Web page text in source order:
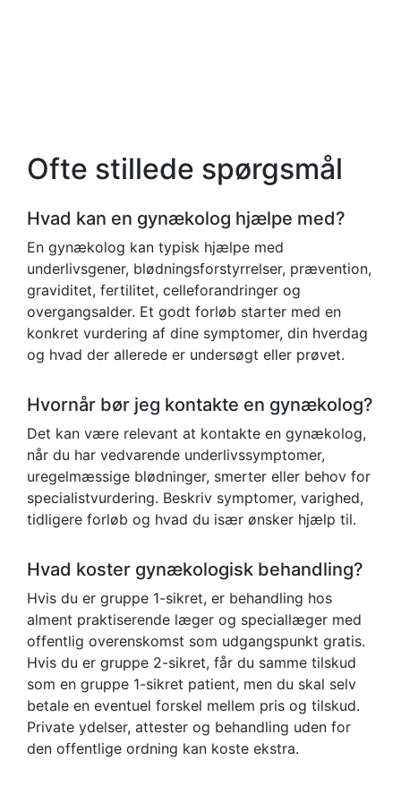
Ofte stillede spørgsmål
Hvad kan en gynækolog hjælpe med?
En gynækolog kan typisk hjælpe med
underlivsgener, blødningsforstyrrelser, prævention,
graviditet, fertilitet, celleforandringer og
overgangsalder. Et godt forløb starter med en
konkret vurdering af dine symptomer, din hverdag
og hvad der allerede er undersøgt eller prøvet.
Hvornår bør jeg kontakte en gynækolog?
Det kan være relevant at kontakte en gynækolog,
når du har vedvarende underlivssymptomer,
uregelmæssige blødninger, smerter eller behov for
specialistvurdering. Beskriv symptomer, varighed,
tidligere forløb og hvad du især ønsker hjælp til.
Hvad koster gynækologisk behandling?
Hvis du er gruppe 1-sikret, er behandling hos
alment praktiserende læger og speciallæger med
offentlig overenskomst som udgangspunkt gratis.
Hvis du er gruppe 2-sikret, får du samme tilskud
som en gruppe 1-sikret patient, men du skal selv
betale en eventuel forskel mellem pris og tilskud.
Private ydelser, attester og behandling uden for
den offentlige ordning kan koste ekstra.